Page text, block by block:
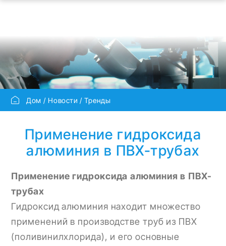
Дом Новости Тренды
Применение гидроксида
алюминия в ПВХ-трубах
Применение гидроксида алюминия в ПВХ-
трубах
Гидроксид алюминия находит множество
применений в производстве труб из ПВХ
(поливинилхлорида), и его основные